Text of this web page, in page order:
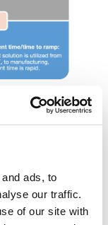
ads, to
our traffic.
of our site with
總是對下一件
可靠的測試
流暢運行，